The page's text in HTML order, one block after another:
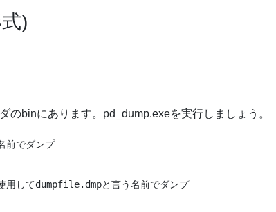
)
のbinにあります。pd_dump.exeを実行しましょう。
でダンプ
用してdumpfile.dmpと言う名前でダンプ